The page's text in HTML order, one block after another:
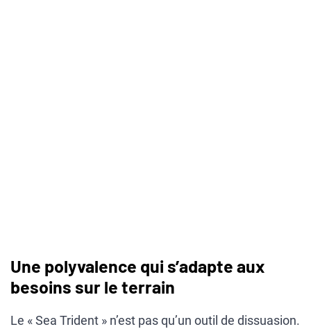
Une polyvalence qui s’adapte aux
besoins sur le terrain
Le « Sea Trident » n’est pas qu’un outil de dissuasion.